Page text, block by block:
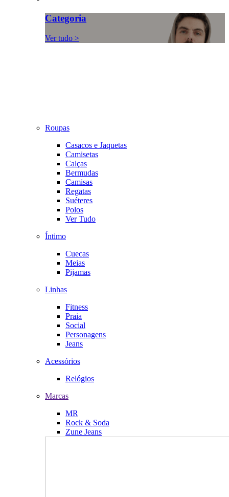
Categoria
Ver tudo >
Roupas
Casacos e Jaquetas
Camisetas
Calças
Bermudas
Camisas
Regatas
Suéteres
Polos
Ver Tudo
Íntimo
Cuecas
Meias
Pijamas
Linhas
Fitness
Praia
Social
Personagens
Jeans
Acessórios
Relógios
Marcas
MR
Rock & Soda
Zune Jeans